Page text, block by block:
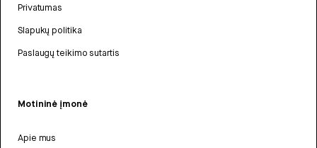
Privatumas
Slapukų politika
Paslaugų teikimo sutartis
Motininė įmonė
Apie mus